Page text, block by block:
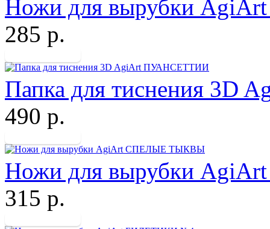
Ножи для вырубки
285 р.
Папка для тиснения
490 р.
Ножи для вырубки
315 р.